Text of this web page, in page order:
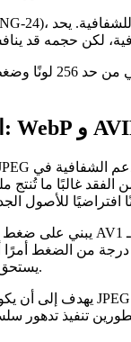
درجة من الضغط
ثقيلة – فإن AVIF يستحق الوقت الإضافي للمعالجة.